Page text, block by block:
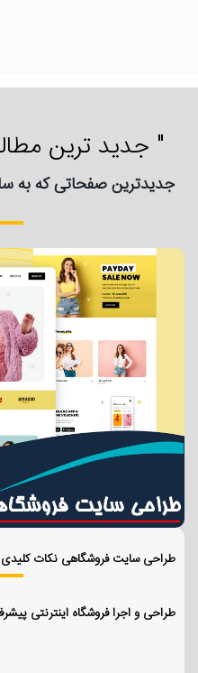
" جدید ترین
جدیدترین صفحاتی که به
طراحی سایت فروشگاهی نکات
طراحی و اجرا فروشگاه اینترنتی